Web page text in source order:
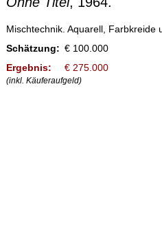
Mischtechnik. Aquarell, Farbkreide
Schätzung: € 100.000
Ergebnis:
€ 275.000
(inkl. Käuferaufgeld)